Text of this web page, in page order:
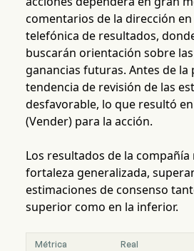
comentarios de la dirección
telefónica de resultados,
buscarán orientación sobre
ganancias futuras. Antes de la
tendencia de revisión de las
desfavorable, lo que resultó
(Vender) para la acción.
Los resultados de la
fortaleza generalizada,
estimaciones de consenso
superior como en la inferior.
Métrica Real